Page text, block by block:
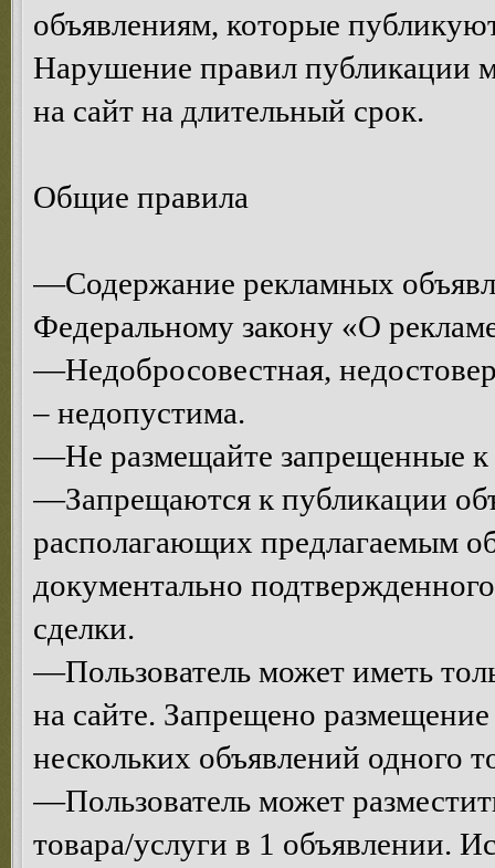
объявлениям, которые
Нарушение правил публикации
на сайт на длительный срок.
Общие правила
—Содержание рекламных
Федеральному закону «О
—Недобросовестная,
– недопустима.
—Не размещайте запрещенные к
—Запрещаются к публикации
располагающих предлагаемым
документально
сделки.
—Пользователь может иметь
на сайте. Запрещено
нескольких объявлений одного
—Пользователь может
товара/услуги в 1 объявлении.